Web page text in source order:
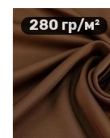
280 гр/м²